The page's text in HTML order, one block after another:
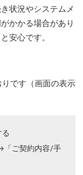
状況やシステムメ
かかる場合があり
安心です。
です（画面の表示
「ご契約内容/手